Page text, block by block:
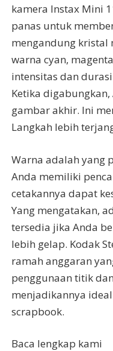
kamera Instax Mini
panas untuk
mengandung kristal
warna cyan,
intensitas dan
Ketika
gambar akhir. Ini
Langkah lebih
Warna adalah yang
Anda memiliki
cetakannya dapat
Yang mengatakan,
tersedia jika Anda
lebih gelap. Kodak
ramah anggaran
penggunaan titik
menjadikannya
scrapbook.
Baca lengkap kami